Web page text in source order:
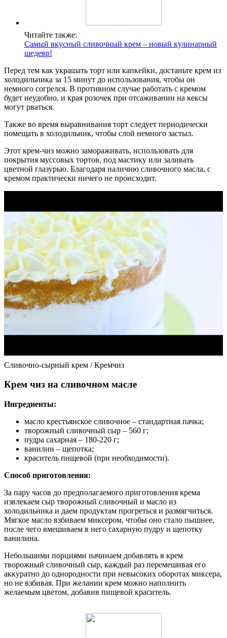
Читайте также:
Самый вкусный сливочный крем – новый кулинарный
шедевр!
Перед тем как украшать торт или капкейки, достаньте крем из
холодильника за 15 минут до использования, чтобы он
немного согрелся. В противном случае работать с кремом
будет неудобно, и края розочек при отсаживании на кексы
могут рваться.
Также во время выравнивания торт следует периодически
помещать в холодильник, чтобы слой немного застыл.
Этот крем-чиз можно замораживать, использовать для
покрытия муссовых тортов, под мастику или заливать
цветной глазурью. Благодаря наличию сливочного масла, с
кремом практически ничего не происходит.
Сливочно-сырный крем / Кремчиз
Крем чиз на сливочном масле
Ингредиенты:
масло крестьянское сливочное – стандартная пачка;
творожный сливочный сыр – 560 г;
пудра сахарная – 180-220 г;
ванилин – щепотка;
краситель пищевой (при необходимости).
Способ приготовления:
За пару часов до предполагаемого приготовления крема
извлекаем сыр творожный сливочный и масло из
холодильника и даем продуктам прогреться и размягчиться.
Мягкое масло взбиваем миксером, чтобы оно стало пышнее,
после чего вмешиваем в него сахарную пудру и щепотку
ванилина.
Небольшими порциями начинаем добавлять в крем
творожный сливочный сыр, каждый раз перемешивая его
аккуратно до однородности при невысоких оборотах миксера,
но не взбивая. При желании крем можно наполнить
желаемым цветом, добавив пищевой краситель.